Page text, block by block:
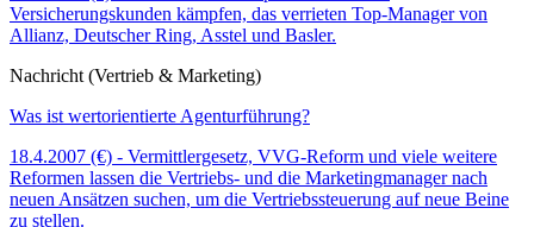
Versicherungskunden kämpfen, das verrieten Top-Manager von
Allianz, Deutscher Ring, Asstel und Basler.
Nachricht (Vertrieb & Marketing)
Was ist wertorientierte Agenturführung?
18.4.2007 (€) - Vermittlergesetz, VVG-Reform und viele weitere
Reformen lassen die Vertriebs- und die Marketingmanager nach
neuen Ansätzen suchen, um die Vertriebssteuerung auf neue Beine
zu stellen.